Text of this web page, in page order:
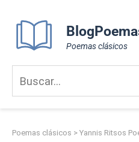
content
Poemas clásicos
Poemas clásicos > Yannis Ritsos